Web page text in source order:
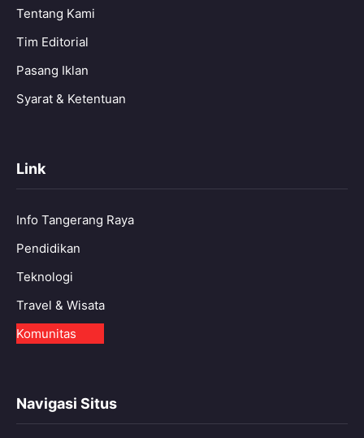
Tentang Kami
Tim Editorial
Pasang Iklan
Syarat & Ketentuan
Link
Info Tangerang Raya
Pendidikan
Teknologi
Travel & Wisata
Komunitas
Navigasi Situs